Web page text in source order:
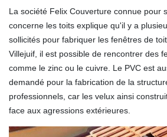
La société Felix Couverture connue pour
concerne les toits explique qu'il y a
sollicités pour fabriquer les fenêtres de
Villejuif, il est possible de rencontrer des
comme le zinc ou le cuivre. Le PVC est
demandé pour la fabrication de la
professionnels, car les velux ainsi
face aux agressions extérieures.